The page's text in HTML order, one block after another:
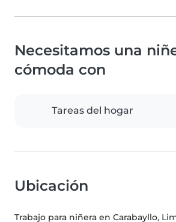
Necesitamos una
cómoda con
Tareas del hogar
Ubicación
Trabajo para niñera en Carabayllo,